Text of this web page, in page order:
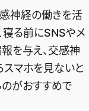
神経の働きを活
寝る前にSNSやメ
を与え、交感神
スマホを見ないと
がおすすめで